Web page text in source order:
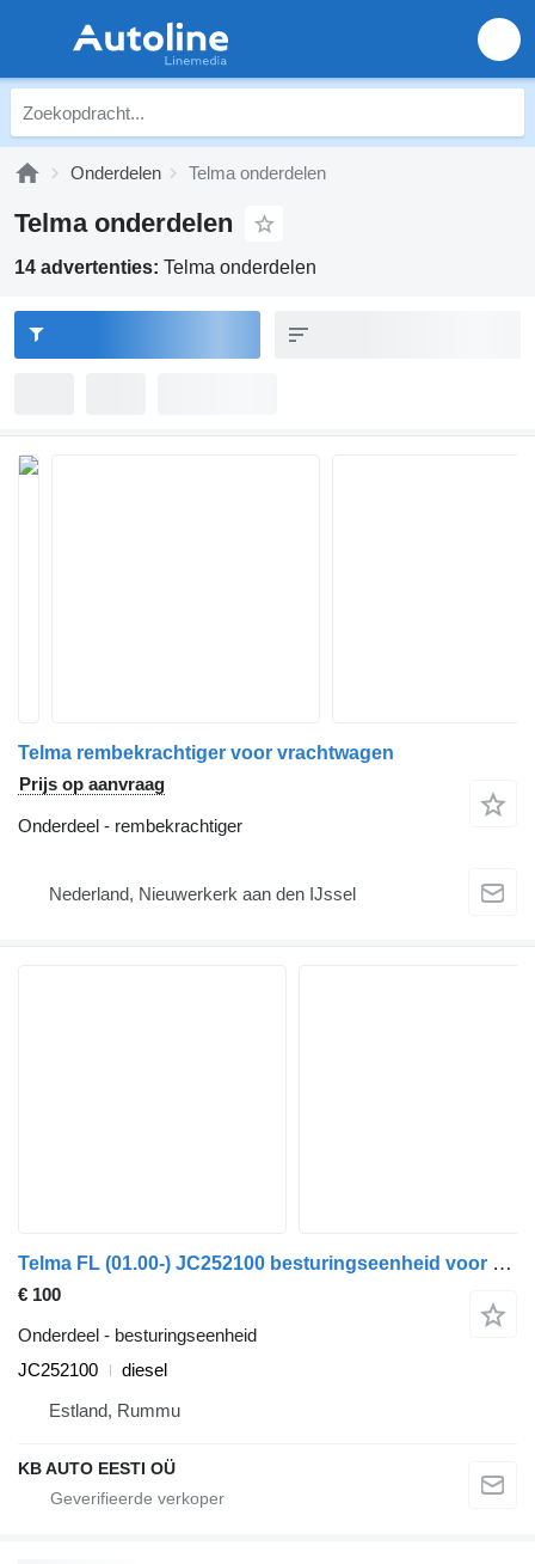
Onderdelen Telma onderdelen
Telma onderdelen
14 advertenties: Telma onderdelen
Telma rembekrachtiger voor vrachtwagen
Prijs op aanvraag
Onderdeel - rembekrachtiger
Nederland, Nieuwerkerk aan den IJssel
Telma FL (01.00-) JC252100 besturingseenheid voor Volvo FL, FL6, FL7, FL10, FL12, FS718 (1985-2005) vrachtwagen
€ 100
Onderdeel - besturingseenheid
JC252100
diesel
Estland, Rummu
KB AUTO EESTI OÜ